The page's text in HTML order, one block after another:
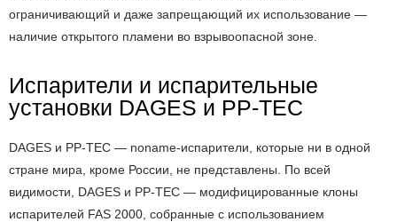
ограничивающий и даже запрещающий их использование —
наличие открытого пламени во взрывоопасной зоне.
Испарители и испарительные
установки DAGES и PP-TEC
DAGES и PP-TEC — noname-испарители, которые ни в одной
стране мира, кроме России, не представлены. По всей
видимости, DAGES и PP-TEC — модифицированные клоны
испарителей FAS 2000, собранные с использованием